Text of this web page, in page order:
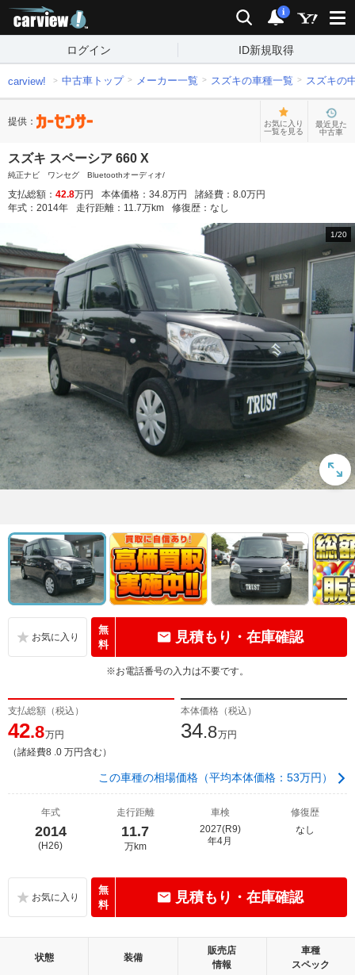
検索 通知
i
ログイン ID新規取得
carview! 中古車トップ メーカー一覧 スズキの車種一覧 スズキの
提供：
お気に入り
一覧を見る
最近見た
中古車
スズキ スペーシア 660 X
純正ナビ ワンセグ Bluetoothオーディオ/
支払総額： 42.8万円 本体価格： 34.8万円 諸経費： 8.0万円
年式： 2014年 走行距離： 11.7万km 修復歴： なし
1/20
無
料
見積もり・在庫確認
※お電話番号の入力は不要です。
支払総額（税込）
42.8万円
（諸経費8 .0 万円含む）
本体価格（税込）
34.8万円
この車種の相場価格（平均本体価格：53万円）
年式
2014
(H26)
走行距離
11.7
万km
車検
2027(R9)
年4月
修復歴
なし
無
料
見積もり・在庫確認
状態 装備
販売店
情報
車種
スペック